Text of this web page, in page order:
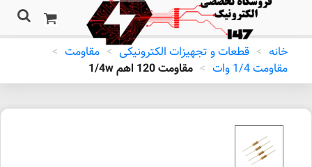
خانه > قطعات و تجهیزات الکترونیکی > مقاومت >
مقاومت 1/4 وات
> مقاومت 120 اهم 1/4w